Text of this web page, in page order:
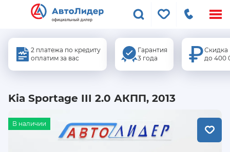
2 платежа по кредиту
оплатим за вас
Гарантия
3 года
Скидка
до 400
Kia Sportage III 2.0 АКПП, 2013
В наличии